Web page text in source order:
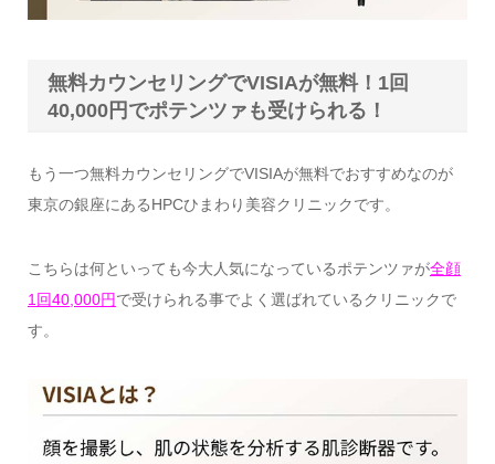
無料カウンセリングでVISIAが無料！1回
40,000円でポテンツァも受けられる！
もう一つ無料カウンセリングでVISIAが無料でおすすめなのが
東京の銀座にあるHPCひまわり美容クリニックです。
こちらは何といっても今大人気になっているポテンツァが全顔
1回40,000円で受けられる事でよく選ばれているクリニックで
す。